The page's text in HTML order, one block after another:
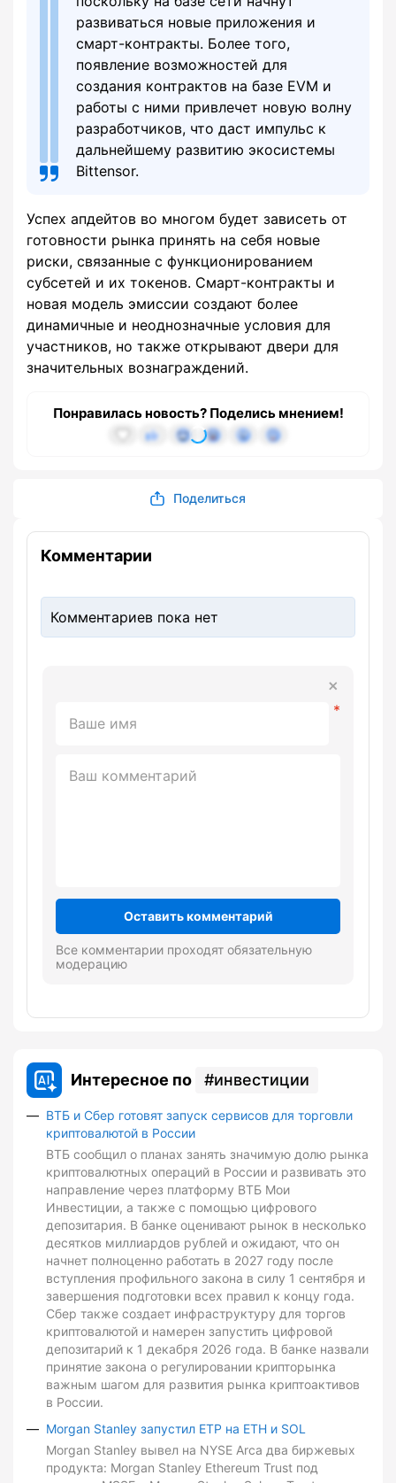
развиваться новые приложения и
смарт-контракты. Более того,
появление возможностей для
создания контрактов на базе EVM и
работы с ними привлечет новую волну
разработчиков, что даст импульс к
дальнейшему развитию экосистемы
Bittensor.
Успех апдейтов во многом будет зависеть от
готовности рынка принять на себя новые
риски, связанные с функционированием
субсетей и их токенов. Смарт-контракты и
новая модель эмиссии создают более
динамичные и неоднозначные условия для
участников, но также открывают двери для
значительных вознаграждений.
Понравилась новость? Поделись мнением!
Поделиться
Комментарии
Комментариев пока нет
Оставить комментарий
Все комментарии проходят обязательную
модерацию
Интересное по инвестиции
ВТБ и Сбер готовят запуск сервисов для торговли
криптовалютой в России
ВТБ сообщил о планах занять значимую долю рынка
криптовалютных операций в России и развивать это
направление через платформу ВТБ Мои
Инвестиции, а также с помощью цифрового
депозитария. В банке оценивают рынок в несколько
десятков миллиардов рублей и ожидают, что он
начнет полноценно работать в 2027 году после
вступления профильного закона в силу 1 сентября и
завершения подготовки всех правил к концу года.
Сбер также создает инфраструктуру для торгов
криптовалютой и намерен запустить цифровой
депозитарий к 1 декабря 2026 года. В банке назвали
принятие закона о регулировании крипторынка
важным шагом для развития рынка криптоактивов
в России.
Morgan Stanley запустил ETP на ETH и SOL
Morgan Stanley вывел на NYSE Arca два биржевых
продукта: Morgan Stanley Ethereum Trust под